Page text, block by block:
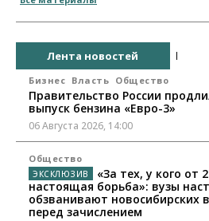
Лента новостей
Бизнес Власть Общество
Правительство России
выпуск бензина «Евро-3»
06 Августа 2026, 14:00
Общество
«За тех, у кого от
настоящая борьба»: вузы
обзванивают новосибирских
перед зачислением